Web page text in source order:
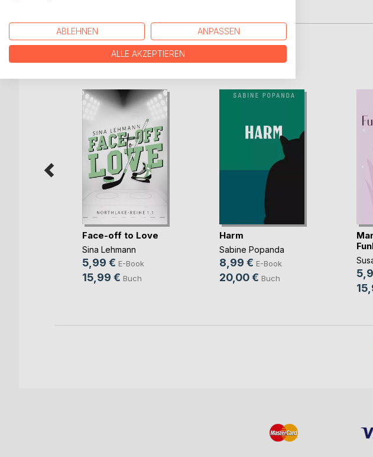
WEITERE TITEL BEIBoD
Face-off to Love
Sina Lehmann
5,99 € E-Book
15,99 € Buch
Harm
Sabine Popanda
8,99 € E-Book
20,00 € Buch
ABLEHNEN ANPASSEN
ALLE AKZEPTIEREN